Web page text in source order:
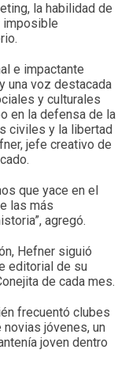
la habilidad de
imposible
e impactante
una voz destacada
y culturales
en la defensa de la
civiles y la libertad
jefe creativo de
que yace en el
las más
agregó.
Hefner siguió
editorial de su
de cada mes.
frecuentó clubes
novias jóvenes, un
joven dentro